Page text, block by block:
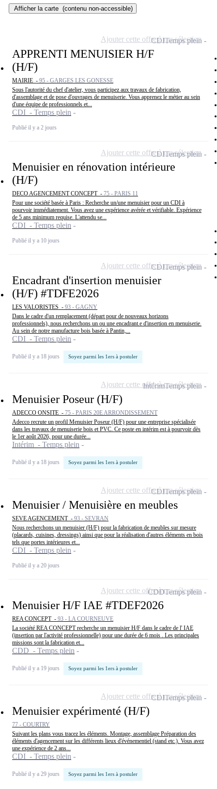
Afficher la carte (contenu non-accessible)
APPRENTI MENUISIER H/F
(H/F)
MAIRIE - 95 - GARGES LES GONESSE
Sous l'autorité du chef d'atelier, vous participez aux travaux de fabrication,
d'assemblage et de pose d'ouvrages de menuiserie. Vous apprenez le métier au sein
d'une équipe de professionnels et...
CDI - Temps plein
Publié il y a 2 jours
CDITemps plein
Ajouter cette offre à ma sélection
Menuisier en rénovation intérieure
(H/F)
DECO AGENCEMENT CONCEPT - 75 - PARIS 11
Pour une société basée à Paris : Recherche un/une menuisier pour un CDI à
pourvoir immédiatement. Vous avez une expérience avérée et vérifiable. Expérience
de 5 ans minimum requise. L'attendu se...
CDI - Temps plein
Publié il y a 10 jours
CDITemps plein
Ajouter cette offre à ma sélection
Encadrant d'insertion menuisier
(H/F) #TDFE2026
LES VALORISTES - 93 - GAGNY
Dans le cadre d'un remplacement (départ pour de nouveaux horizons
professionnels), nous recherchons un ou une encadrant.e d'insertion en menuiserie.
Au sein de notre manufacture bois basée à Pantin,...
CDI - Temps plein
Publié il y a 18 jours Soyez parmi les 1ers à postuler
CDITemps plein
Ajouter cette offre à ma sélection
Menuisier Poseur (H/F)
ADECCO ONSITE - 75 - PARIS 20E ARRONDISSEMENT
Adecco recrute un profil Menuisier Poseur (H/F) pour une entreprise spécialisée
dans les travaux de menuiserie bois et PVC. Ce poste en intérim est à pourvoir dès
le 1er août 2026, pour une durée...
Intérim - Temps plein
Publié il y a 18 jours Soyez parmi les 1ers à postuler
IntérimTemps plein
Ajouter cette offre à ma sélection
Menuisier / Menuisière en meubles
SEVE AGENCEMENT - 93 - SEVRAN
Nous recherchons un menuisier (H/F) pour la fabrication de meubles sur mesure
(placards, cuisines, dressings) ainsi que pour la réalisation d'autres éléments en bois
tels que portes intérieures et...
CDI - Temps plein
Publié il y a 20 jours
CDITemps plein
Ajouter cette offre à ma sélection
Menuisier H/F IAE #TDEF2026
REA CONCEPT - 93 - LA COURNEUVE
La société REA CONCEPT recherche un menuisier H/F dans le cadre de l' IAE
(insertion par l'activité professionnelle) pour une durée de 6 mois . Les principales
missions sont la fabrication et...
CDD - Temps plein
Publié il y a 19 jours Soyez parmi les 1ers à postuler
CDDTemps plein
Ajouter cette offre à ma sélection
Menuisier expérimenté (H/F)
77 - COURTRY
Suivant les plans vous tracez les éléments. Montage, assemblage Préparation des
éléments d'agencement sur les différents lieux d'événementiel (stand etc.). Vous avez
une expérience de 2 ans...
CDI - Temps plein
Publié il y a 29 jours Soyez parmi les 1ers à postuler
CDITemps plein
Ajouter cette offre à ma sélection